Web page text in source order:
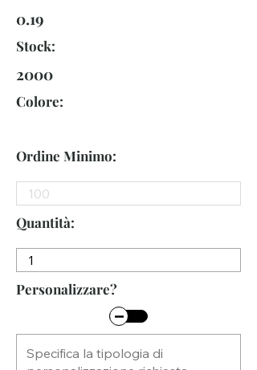
0.19
Stock:
2000
Colore:
Ordine Minimo:
Quantità:
Personalizzare?